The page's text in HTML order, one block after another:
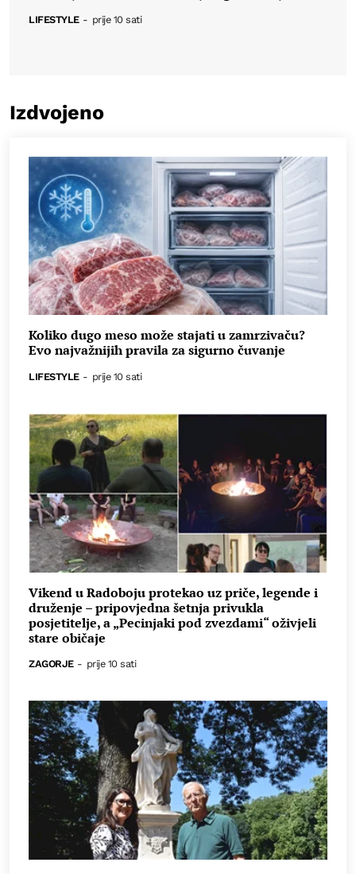
LIFESTYLE - prije 10 sati
Izdvojeno
Koliko dugo meso može stajati u zamrzivaču?
Evo najvažnijih pravila za sigurno čuvanje
LIFESTYLE - prije 10 sati
Vikend u Radoboju protekao uz priče, legende i
druženje – pripovjedna šetnja privukla
posjetitelje, a „Pecinjaki pod zvezdami“ oživjeli
stare običaje
ZAGORJE - prije 10 sati